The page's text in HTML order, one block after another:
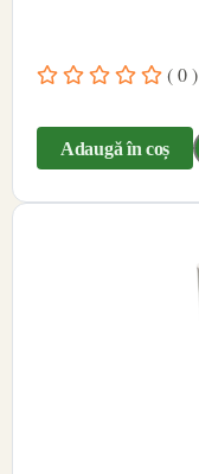
( 0 )
Adaugă în coș